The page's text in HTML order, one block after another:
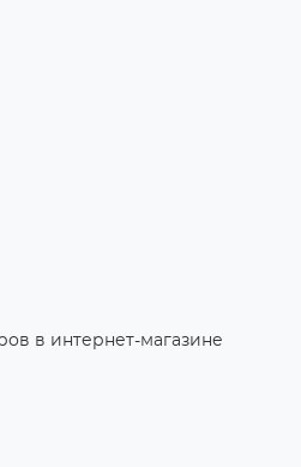
в интернет-магазине